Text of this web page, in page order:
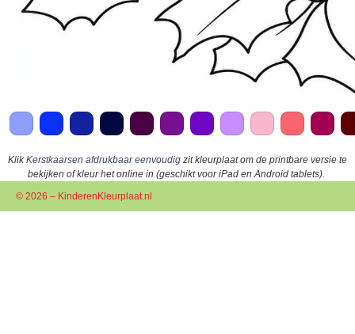
KlikKerstkaarsen afdrukbaar eenvoudig zit kleurplaat om de printbare versie te
bekijken of kleur het online in (geschikt voor iPad en Android tablets).
© 2026 – KinderenKleurplaat.nl